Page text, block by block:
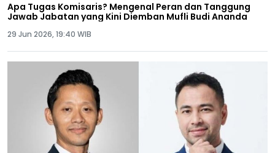
Apa Tugas Komisaris? Mengenal Peran dan Tanggung
Jawab Jabatan yang Kini Diemban Mufli Budi Ananda
29 Jun 2026, 19:40 WIB